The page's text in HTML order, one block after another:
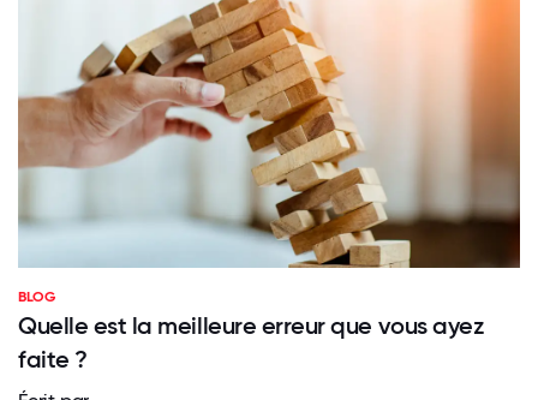
BLOG
Quelle est la meilleure erreur que vous ayez
faite ?